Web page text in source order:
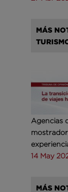
MÁS
Agencias
14 May
MÁS